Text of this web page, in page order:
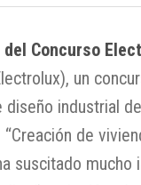
Concurso
un
industrial
de
suscitado mucho